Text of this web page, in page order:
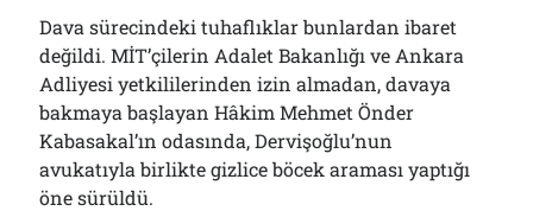
Dava sürecindeki tuhaflıklar bunlardan ibaret
değildi. MİT’çilerin Adalet Bakanlığı ve Ankara
Adliyesi yetkililerinden izin almadan, davaya
bakmaya başlayan Hâkim Mehmet Önder
Kabasakal’ın odasında, Dervişoğlu’nun
avukatıyla birlikte gizlice böcek araması yaptığı
öne sürüldü.